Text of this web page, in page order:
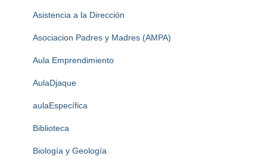
Asistencia a la Dirección
Asociacion Padres y Madres (AMPA)
Aula Emprendimiento
AulaDjaque
aulaEspecífica
Biblioteca
Biología y Geología